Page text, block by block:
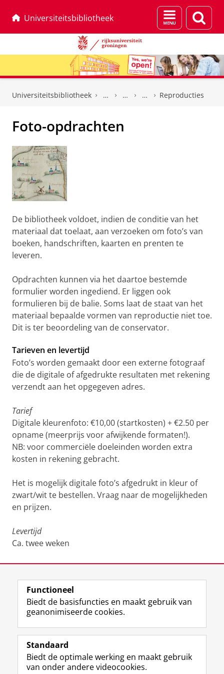
Universiteitsbibliotheek
Menu
en
Universiteitsbibliotheek Reproducties
Foto-opdrachten
De bibliotheek voldoet, indien de conditie van het
materiaal dat toelaat, aan verzoeken om foto’s van
boeken, handschriften, kaarten en prenten te
leveren.
Opdrachten kunnen via het daartoe bestemde
formulier worden ingediend. Er liggen ook
formulieren bij de balie. Soms laat de staat van het
materiaal bepaalde vormen van reproductie niet toe.
Dit is ter beoordeling van de conservator.
Tarieven en levertijd
Foto’s worden gemaakt door een externe fotograaf
die de digitale of afgedrukte resultaten met rekening
verzendt aan het opgegeven adres.
Tarief
Digitale kleurenfoto: €10,00 (startkosten) + €2.50 per
opname (meerprijs voor afwijkende formaten!).
NB: voor commerciële doeleinden worden extra
kosten in rekening gebracht.
Het is mogelijk digitale foto’s afgedrukt in kleur of
zwart/wit te bestellen. Vraag naar de mogelijkheden
en prijzen.
Levertijd
Ca. twee weken
View this page in:English
Volg ons op
M
a
t
o
I
n
t
De UB voor medewerkers
Functioneel
Biedt de basisfuncties en maakt gebruik van
geanonimiseerde cookies.
Standaard
Biedt de optimale werking en maakt gebruik
van onder andere videocookies.